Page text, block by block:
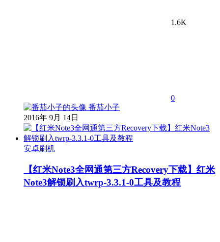
1.6K
0
番茄小子
2016年 9月 14日
安卓刷机
【红米Note3全网通第三方Recovery下载】红米
Note3解锁刷入twrp-3.3.1-0工具及教程